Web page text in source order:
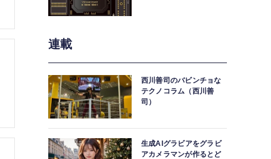
連載
西川善司のバビンチョな
テクノコラム（西川善
司）
生成AIグラビアをグラビ
アカメラマンが作るとど